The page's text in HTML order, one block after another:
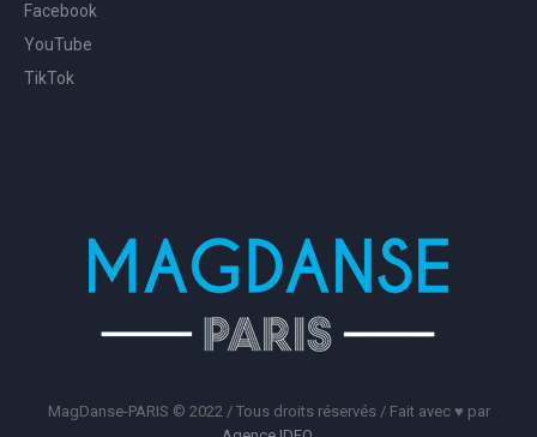
Facebook
YouTube
TikTok
MagDanse-PARIS © 2022 / Tous droits réservés / Fait avec ♥️ par